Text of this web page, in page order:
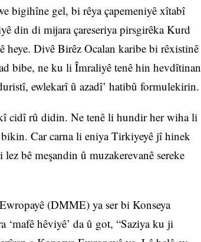
bigihîne gel, bi rêya çapemeniyê xîtabî
din di mijara çareseriya pirsgirêka Kurd
heye. Divê Birêz Ocalan karibe bi rêxistinê
bibe, ne ku li Îmraliyê tenê hin hevdîtinan
ewlekarî û azadî’ hatibû formulekirin.
cidî rû didin. Ne tenê li hundir her wiha li
Car carna li eniya Tirkiyeyê jî hinek
bê meşandin û muzakerevanê sereke
(DMME) ya ser bi Konseya
‘mafê hêviyê’ da û got, “Saziya ku ji